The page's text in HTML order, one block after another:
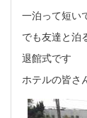
一泊って短い
でも友達と泊
退館式です
ホテルの皆さ